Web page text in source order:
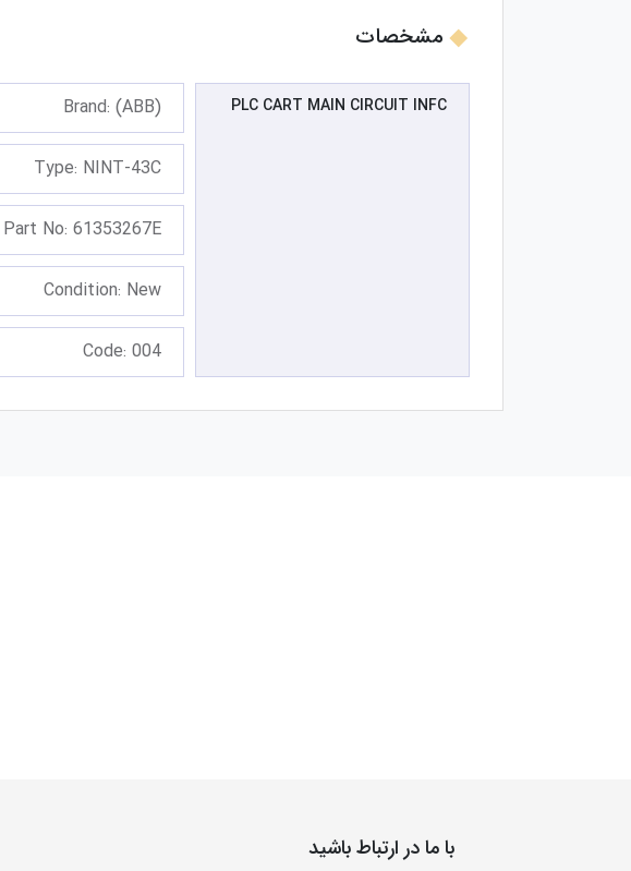
مشخصات
PLC CART MAIN CIRCUIT INFC
Brand: (ABB)
Type: NINT-43C
Part No: 61353267E
Condition: New
Code: 004
با ما در ارتباط باشید